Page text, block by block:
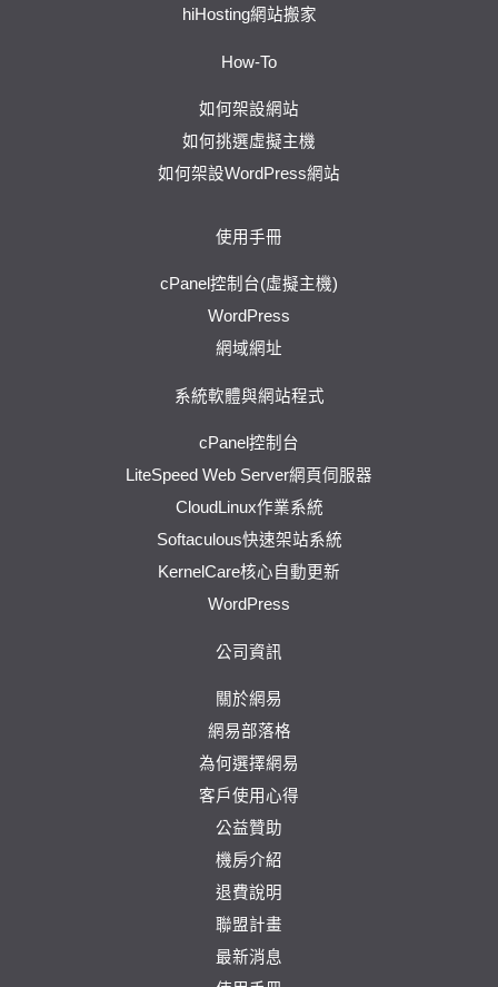
hiHosting網站搬家
How-To
如何架設網站
如何挑選虛擬主機
如何架設WordPress網站
使用手冊
cPanel控制台(虛擬主機)
WordPress
網域網址
系統軟體與網站程式
cPanel控制台
LiteSpeed Web Server網頁伺服器
CloudLinux作業系統
Softaculous快速架站系統
KernelCare核心自動更新
WordPress
公司資訊
關於網易
網易部落格
為何選擇網易
客戶使用心得
公益贊助
機房介紹
退費說明
聯盟計畫
最新消息